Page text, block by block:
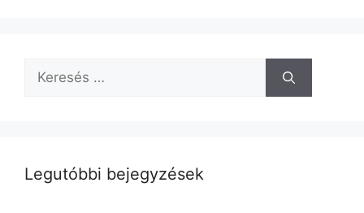
Keresés:
Legutóbbi bejegyzések